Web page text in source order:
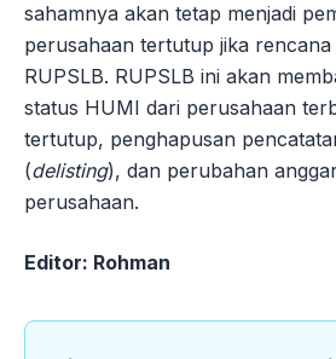
sahamnya akan tetap menjadi
perusahaan tertutup jika rencana
RUPSLB. RUPSLB ini akan
status HUMI dari perusahaan
tertutup, penghapusan
(delisting), dan perubahan
perusahaan.
Editor: Rohman